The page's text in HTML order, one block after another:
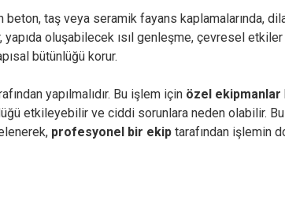
beton, taş veya seramik fayans kaplamalarında,
oluşabilecek ısıl genleşme, çevresel
bütünlüğü korur.
yapılmalıdır. Bu işlem için özel ekipmanlar
etkileyebilir ve ciddi sorunlara neden olabilir.
profesyonel bir ekip tarafından işlemin